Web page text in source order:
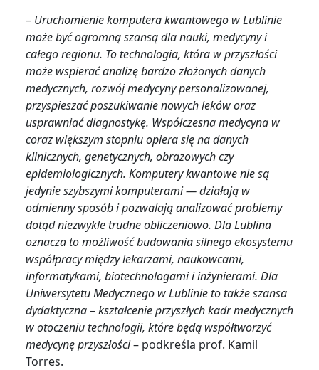
– Uruchomienie komputera kwantowego w Lublinie
może być ogromną szansą dla nauki, medycyny i
całego regionu. To technologia, która w przyszłości
może wspierać analizę bardzo złożonych danych
medycznych, rozwój medycyny personalizowanej,
przyspieszać poszukiwanie nowych leków oraz
usprawniać diagnostykę. Współczesna medycyna w
coraz większym stopniu opiera się na danych
klinicznych, genetycznych, obrazowych czy
epidemiologicznych. Komputery kwantowe nie są
jedynie szybszymi komputerami — działają w
odmienny sposób i pozwalają analizować problemy
dotąd niezwykle trudne obliczeniowo. Dla Lublina
oznacza to możliwość budowania silnego ekosystemu
współpracy między lekarzami, naukowcami,
informatykami, biotechnologami i inżynierami. Dla
Uniwersytetu Medycznego w Lublinie to także szansa
dydaktyczna – kształcenie przyszłych kadr medycznych
w otoczeniu technologii, które będą współtworzyć
medycynę przyszłości– podkreśla prof. Kamil
Torres.